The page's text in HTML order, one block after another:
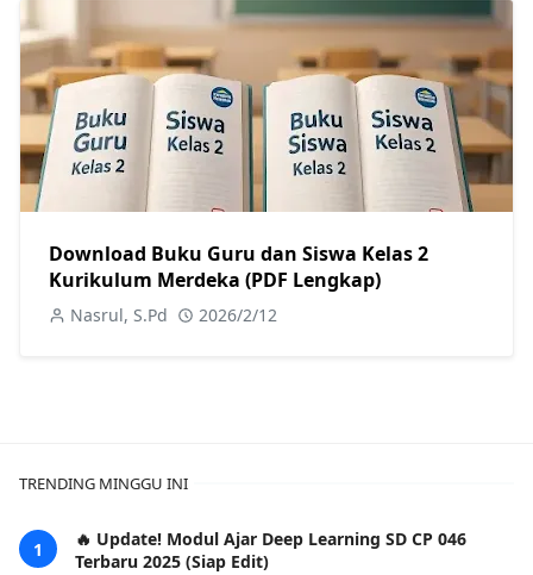
Download Buku Guru dan Siswa Kelas 2
Kurikulum Merdeka (PDF Lengkap)
Nasrul, S.Pd 2026/2/12
TRENDING MINGGU INI
🔥 Update! Modul Ajar Deep Learning SD CP 046
Terbaru 2025 (Siap Edit)